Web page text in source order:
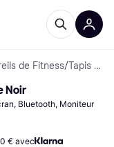
de Fitness/ Tapis de course
Noir
Bluetooth, Moniteur
€ avec